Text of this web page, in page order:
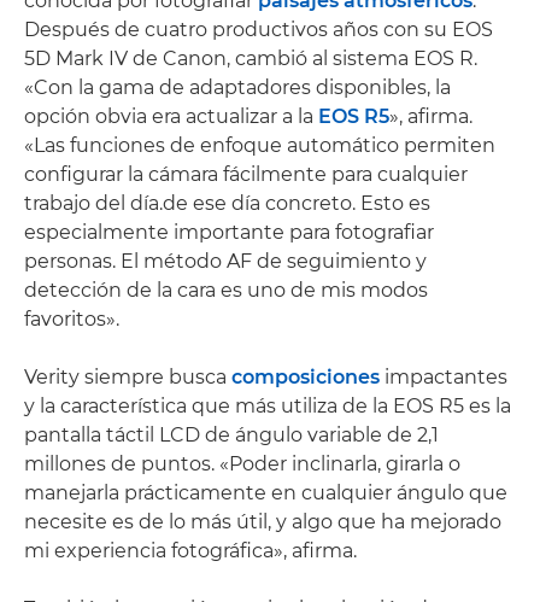
Después de cuatro productivos años con su EOS
5D Mark IV de Canon, cambió al sistema EOS R.
«Con la gama de adaptadores disponibles, la
opción obvia era actualizar a la EOS R5», afirma.
«Las funciones de enfoque automático permiten
configurar la cámara fácilmente para cualquier
trabajo del día.de ese día concreto. Esto es
especialmente importante para fotografiar
personas. El método AF de seguimiento y
detección de la cara es uno de mis modos
favoritos».
Verity siempre busca composiciones impactantes
y la característica que más utiliza de la EOS R5 es la
pantalla táctil LCD de ángulo variable de 2,1
millones de puntos. «Poder inclinarla, girarla o
manejarla prácticamente en cualquier ángulo que
necesite es de lo más útil, y algo que ha mejorado
mi experiencia fotográfica», afirma.